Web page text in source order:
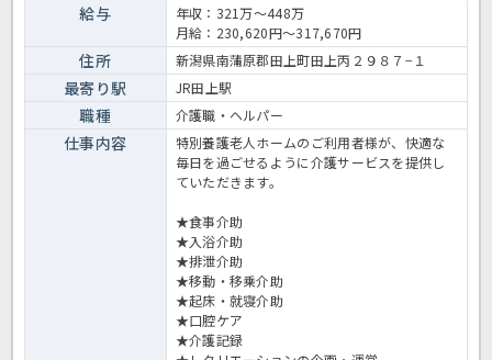
の経験を活かして働いてみませんか？年間休日124日と豊富で有休消
化率も高い法人ですので、プライベートも充実間違いなし♪残業も月
平均で2時間程度なので、独身の方も子育て世代の方も安心して勤務
いただけます◎お問い合わせはほっ介護まで！特養での介護業務全般
です。 ＜介護職 正職員 特養の求人＞
給与
年収：321万～448万
月給：230,620円～317,670円
住所 新潟県南蒲原郡田上町田上丙２９８７−１
最寄り駅 JR田上駅
職種 介護職・ヘルパー
仕事内容
特別養護老人ホームのご利用者様が、快適な
毎日を過ごせるように介護サービスを提供し
ていただきます。
★食事介助
★入浴介助
★排泄介助
★移動・移乗介助
★起床・就寝介助
★口腔ケア
★介護記録